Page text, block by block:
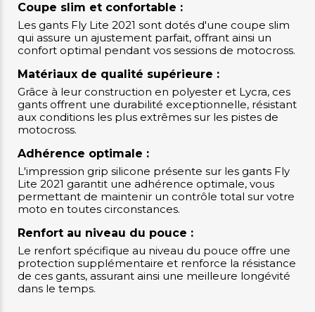
Coupe slim et confortable :
Les gants Fly Lite 2021 sont dotés d'une coupe slim
qui assure un ajustement parfait, offrant ainsi un
confort optimal pendant vos sessions de motocross.
Matériaux de qualité supérieure :
Grâce à leur construction en polyester et Lycra, ces
gants offrent une durabilité exceptionnelle, résistant
aux conditions les plus extrêmes sur les pistes de
motocross.
Adhérence optimale :
L'impression grip silicone présente sur les gants Fly
Lite 2021 garantit une adhérence optimale, vous
permettant de maintenir un contrôle total sur votre
moto en toutes circonstances.
Renfort au niveau du pouce :
Le renfort spécifique au niveau du pouce offre une
protection supplémentaire et renforce la résistance
de ces gants, assurant ainsi une meilleure longévité
dans le temps.